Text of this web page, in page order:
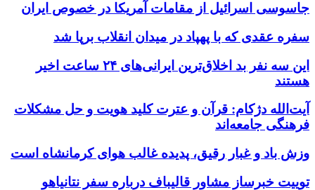
جاسوسی اسرائیل از مقامات آمریکا در خصوص ایران
سفره عقدی که با پهپاد در میدان انقلاب برپا شد
این سه نفر بد اخلاق‌ترین ایرانی‌های ۲۴ ساعت اخیر
هستند
آیت‌الله دژکام: قرآن و عترت کلید هویت و حل مشکلات
فرهنگی جامعه‌اند
وزش باد و غبار رقیق، پدیده غالب هوای کرمانشاه است
توییت خبرساز مشاور قالیباف درباره سفر نتانیاهو